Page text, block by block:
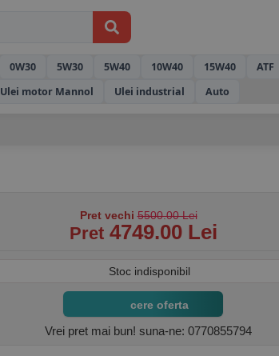
0W30 5W30 5W40 10W40 15W40 ATF
Ulei motor Mannol Ulei industrial Auto
Pret vechi5500.00 Lei
Pret4749.00 Lei
Stoc indisponibil
cere oferta
Vrei pret mai bun! suna-ne: 0770855794